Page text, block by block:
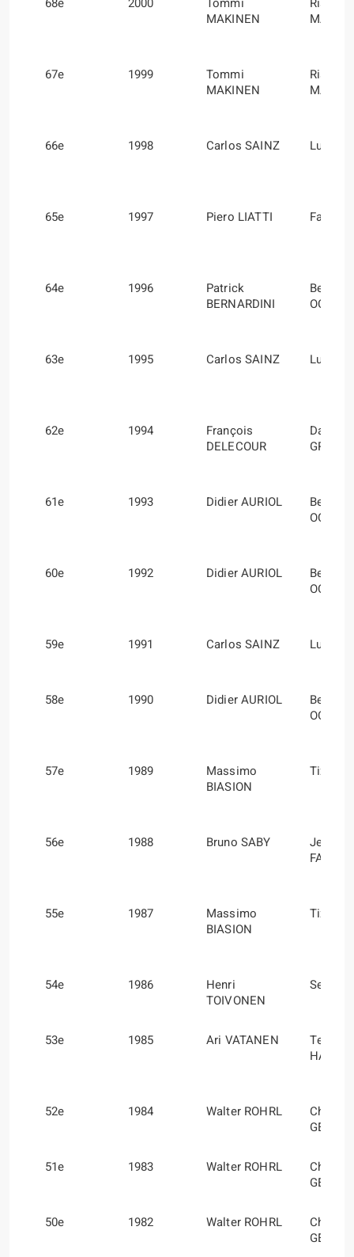
MAKINEN
67e 1999
Tommi
MAKINEN
Risto
66e 1998 Carlos SAINZ Luis
65e 1997 Piero LIATTI
64e 1996
Patrick
BERNARDINI
Bernard
63e 1995 Carlos SAINZ Luis
62e 1994
François
DELECOUR
Daniel
61e 1993 Didier AURIOL
Bernard
60e 1992 Didier AURIOL
Bernard
59e 1991 Carlos SAINZ Luis
58e 1990 Didier AURIOL
Bernard
57e 1989
Massimo
BIASION
Tiziano
56e 1988 Bruno SABY
Jean-
55e 1987
Massimo
BIASION
Tiziano
54e 1986
Henri
TOIVONEN
Sergio
53e 1985 Ari VATANEN
Terry
52e 1984 Walter ROHRL
51e 1983 Walter ROHRL
50e 1982 Walter ROHRL